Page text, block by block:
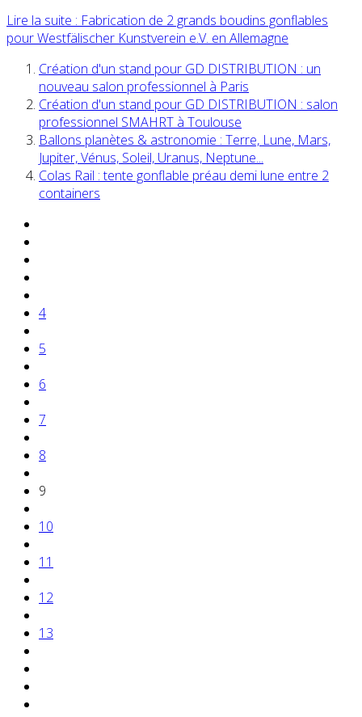
Lire la suite : Fabrication de 2 grands boudins gonflables
pour Westfälischer Kunstverein e.V. en Allemagne
Création d'un stand pour GD DISTRIBUTION : un
nouveau salon professionnel à Paris
Création d'un stand pour GD DISTRIBUTION : salon
professionnel SMAHRT à Toulouse
Ballons planètes & astronomie : Terre, Lune, Mars,
Jupiter, Vénus, Soleil, Uranus, Neptune...
Colas Rail : tente gonflable préau demi lune entre 2
containers
4
5
6
7
8
9
10
11
12
13